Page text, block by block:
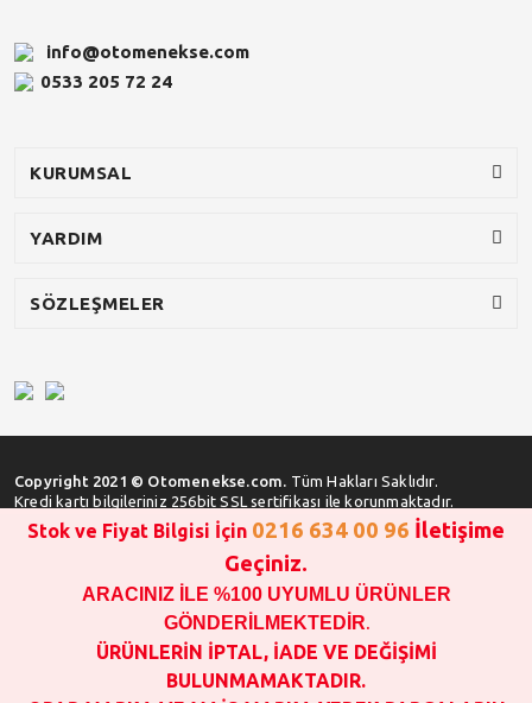
info@otomenekse.com
0533 205 72 24
KURUMSAL
YARDIM
SÖZLEŞMELER
Copyright 2021 © Otomenekse.com. Tüm Hakları Saklıdır.
Kredi kartı bilgileriniz 256bit SSL sertifikası ile korunmaktadır.
SATIN ALMA İŞLEMİ YAPMADAN ÖNCE
STOK VE FİYAT BİLGİSİ ALINIZ !!!
1000 TL VE ÜSTÜ SİPARİŞ VERİLEBİLİR!!!
OPAR MARKA VE MAİS MARKA YEDEK PARÇALARIN
GARANTİSİ YOKTUR!!!!!!!!!!!
Stok ve Fiyat Bilgisi İçin 0216 634 00 96 İletişime
Geçiniz.
ARACINIZ İLE %100 UYUMLU ÜRÜNLER
GÖNDERİLMEKTEDİR.
ÜRÜNLERİN İPTAL, İADE VE DEĞİŞİMİ
BULUNMAMAKTADIR.